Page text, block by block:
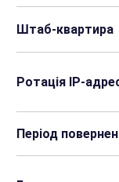
Штаб-квартира
Ротація IP-
Період